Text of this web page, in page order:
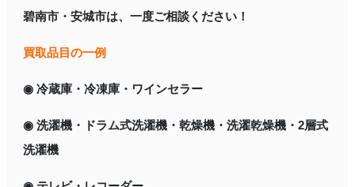
碧南市・安城市は、一度ご相談ください！
買取品目の一例
◉ 冷蔵庫・冷凍庫・ワインセラー
◉ 洗濯機・ドラム式洗濯機・乾燥機・洗濯乾燥機・2層式
洗濯機